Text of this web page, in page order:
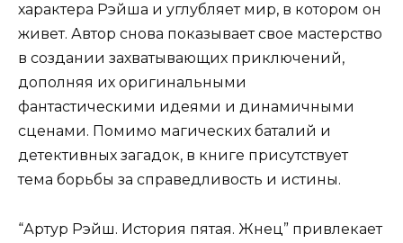
характера Рэйша и углубляет мир, в котором он
живет. Автор снова показывает свое мастерство
в создании захватывающих приключений,
дополняя их оригинальными
фантастическими идеями и динамичными
сценами. Помимо магических баталий и
детективных загадок, в книге присутствует
тема борьбы за справедливость и истины.
“Артур Рэйш. История пятая. Жнец” привлекает